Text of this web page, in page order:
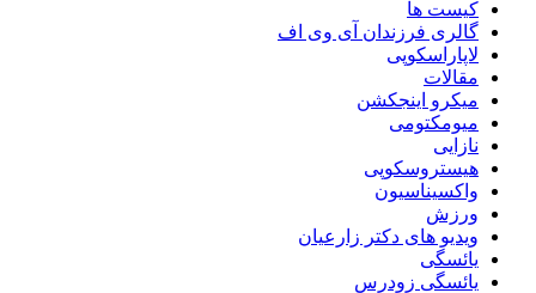
کیست ها
گالری فرزندان آی وی اف
لاپاراسکوپی
مقالات
میکرو اینجکشن
میومکتومی
نازایی
هیستروسکوپی
واکسیناسیون
ورزش
ویدیو های دکتر زارعیان
یائسگی
یائسگی زودرس